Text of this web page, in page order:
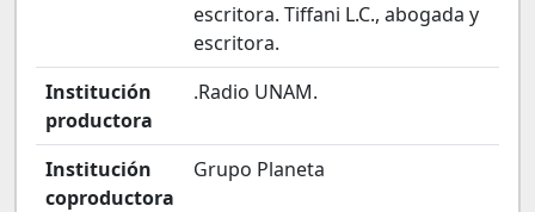
escritora. Tiffani L.C., abogada y
escritora.
Institución
productora
.Radio UNAM.
Institución
coproductora
Grupo Planeta